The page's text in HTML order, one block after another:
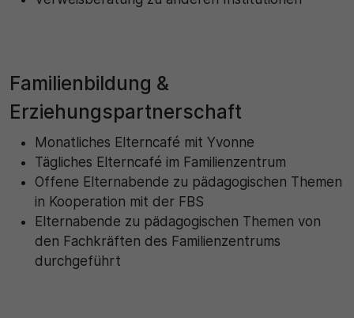
Familienbildung &
Erziehungspartnerschaft
Monatliches Elterncafé mit Yvonne
Tägliches Elterncafé im Familienzentrum
Offene Elternabende zu pädagogischen Themen
in Kooperation mit der FBS
Elternabende zu pädagogischen Themen von
den Fachkräften des Familienzentrums
durchgeführt
Name
Anbieter
Cookie Consent / Ahlen
Laufzeit
1 Jahr
Zweck
Dieser Wert speichert Ihre Consent-Einstellungen.
Unter anderem eine zufällig generierte ID, für die
1 Jahr
Zweck
Wird für statistische Zwecke verwendet, um Details
wie die eindeutige Besucher-ID zu speichern.
Name
_pk_ses\..*$